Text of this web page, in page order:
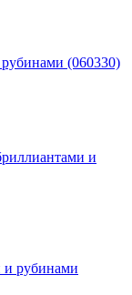
рубинами (060330)
и
и рубинами